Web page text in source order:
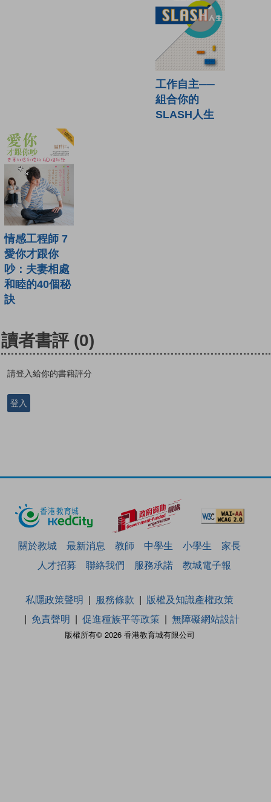
工作自主──
組合你的
SLASH人生
情感工程師 7
愛你才跟你
吵：夫妻相處
和睦的40個秘
訣
讀者書評 (0)
請登入給你的書籍評分
登入
關於教城 最新消息 教師 中學生 小學生
家長
人才招募
聯絡我們 服務承諾 教城電子報
版權所有© 2026 香港教育城有限公司
私隱政策聲明 服務條款
版權及知識產權政策
免責聲明
促進種族平等政策 無障礙網站設計